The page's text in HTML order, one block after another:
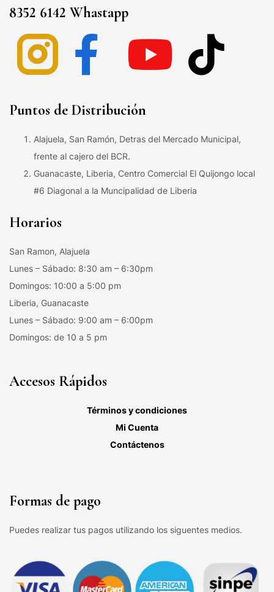
8352 6142 Whastapp
Puntos de Distribución
Alajuela, San Ramón, Detras del Mercado Municipal,
frente al cajero del BCR.
Guanacaste, Liberia, Centro Comercial El Quijongo local
#6 Diagonal a la Muncipalidad de Liberia
Horarios
San Ramon, Alajuela
Lunes – Sábado: 8:30 am – 6:30pm
Domingos: 10:00 a 5:00 pm
Liberia, Guanacaste
Lunes – Sábado: 9:00 am – 6:00pm
Domingos: de 10 a 5 pm
Accesos Rápidos
Términos y condiciones
Mi Cuenta
Contáctenos
Formas de pago
Puedes realizar tus pagos utilizando los siguentes medios.